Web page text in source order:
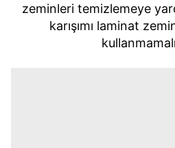
zeminleri temizlemeye
karışımı laminat